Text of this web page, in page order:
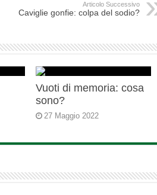
Articolo Successivo
Caviglie gonfie: colpa del sodio?
Vuoti di memoria: cosa
sono?
27 Maggio 2022